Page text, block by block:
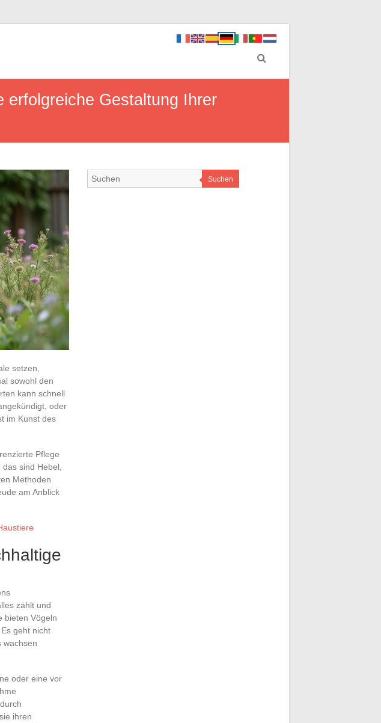
erfolgreiche Gestaltung Ihrer
setzen,
sowohl den
kann schnell
oder
im Kunst des
Pflege
sind Hebel,
Methoden
am Anblick
zählt und
bieten Vögeln
geht nicht
wachsen
oder eine vor
ihren
Suchen